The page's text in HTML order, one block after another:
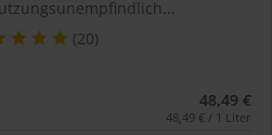
(20)
48,49 €
48,49 € / 1 Liter